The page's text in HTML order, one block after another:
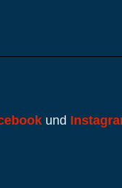
und